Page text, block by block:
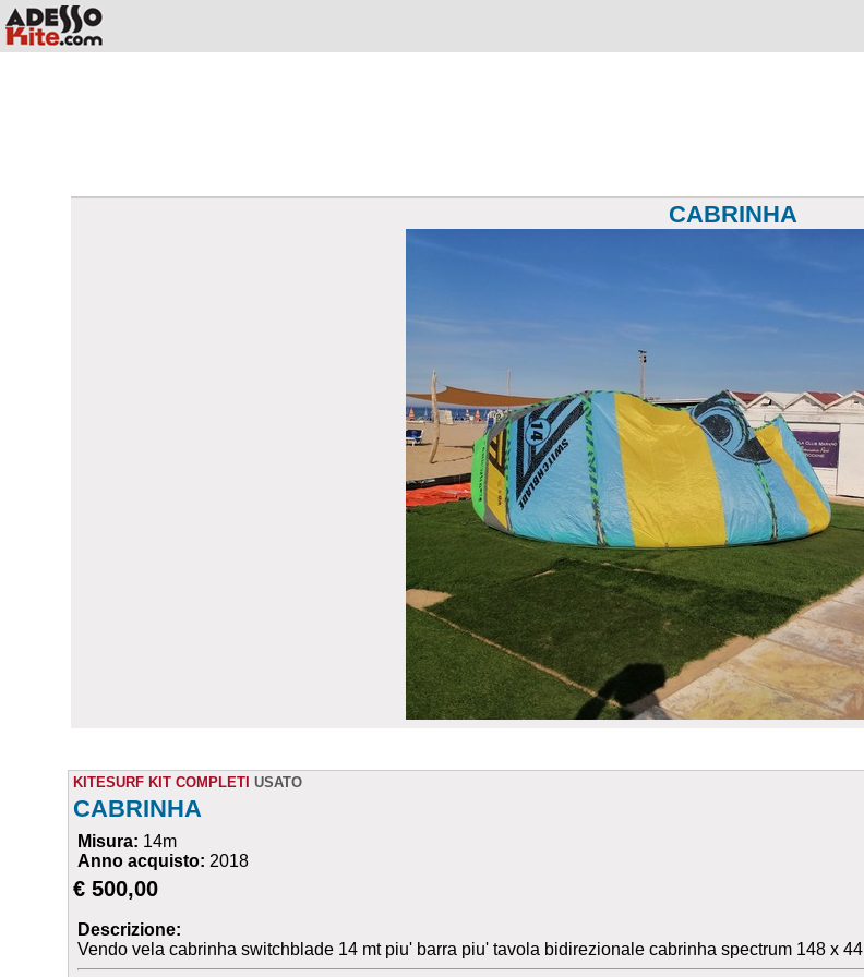
CABRINHA
KITESURF KIT COMPLETI USATO
CABRINHA
Misura: 14m
Anno acquisto: 2018
€ 500,00
Descrizione:
Vendo vela cabrinha switchblade 14 mt piu' barra piu' tavola bidirezionale cabrinha spectrum 148 x 44